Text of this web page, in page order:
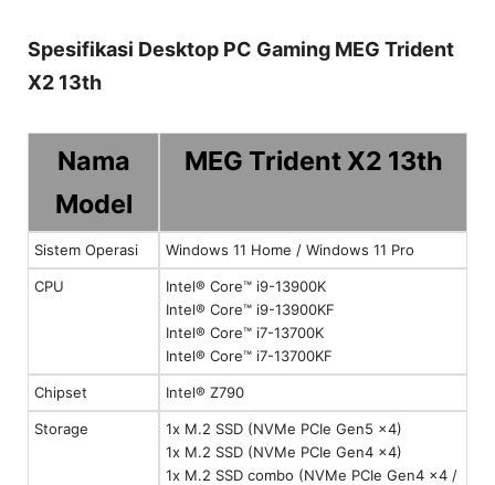
Spesifikasi Desktop PC Gaming MEG Trident
X2 13th
Nama
Model
MEG Trident X2 13th
Sistem Operasi Windows 11 Home / Windows 11 Pro
CPU
Intel® Core™ i9-13900K
Intel® Core™ i9-13900KF
Intel® Core™ i7-13700K
Intel® Core™ i7-13700KF
Chipset Intel® Z790
Storage
1x M.2 SSD (NVMe PCIe Gen5 x4)
1x M.2 SSD (NVMe PCIe Gen4 x4)
1x M.2 SSD combo (NVMe PCIe Gen4 x4 /